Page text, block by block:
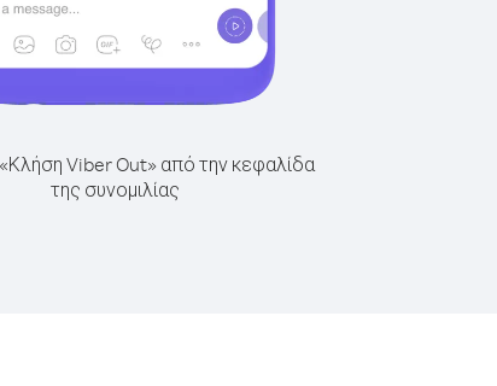
Viber Out» από την κεφαλίδα
της συνομιλίας